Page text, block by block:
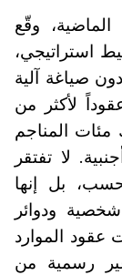
وقّع
استراتيجي،
صياغة آلية
لأكثر من
المناجم
لا تفتقر
بل إنها
ودوائر
الموارد
رسمية من